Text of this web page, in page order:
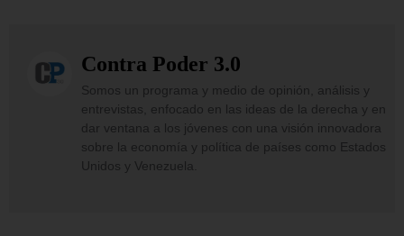
Contra Poder 3.0
Somos un programa y medio de opinión, análisis y
entrevistas, enfocado en las ideas de la derecha y en
dar ventana a los jóvenes con una visión innovadora
sobre la economía y política de países como Estados
Unidos y Venezuela.